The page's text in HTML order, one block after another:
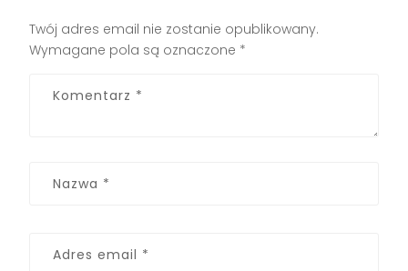
Twój adres email nie zostanie opublikowany.
Wymagane pola są oznaczone *